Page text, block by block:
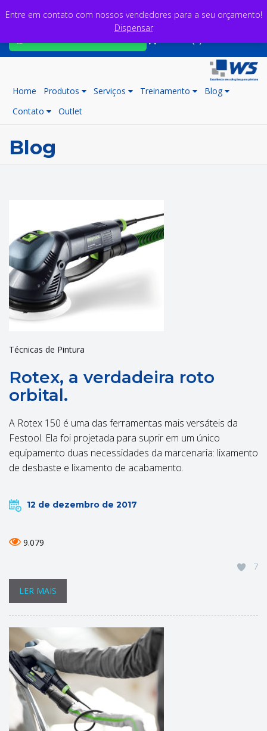
Home Produtos Serviços Treinamento
Blog
Contato
Outlet
Blog
Técnicas de Pintura
Rotex, a verdadeira roto
orbital.
A Rotex 150 é uma das ferramentas mais versáteis da
Festool. Ela foi projetada para suprir em um único
equipamento duas necessidades da marcenaria: lixamento
de desbaste e lixamento de acabamento.
12 de dezembro de 2017
9.079
7
LER MAIS
Entre em contato com nossos vendedores para a seu orçamento!
Dispensar